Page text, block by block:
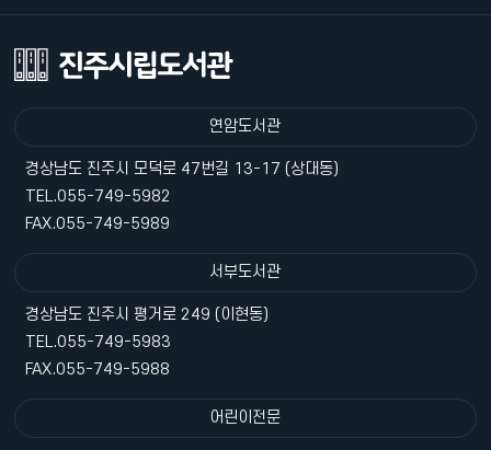
연암도서관
경상남도 진주시 모덕로 47번길 13-17 (상대동)
TEL.055-749-5982
FAX.055-749-5989
서부도서관
경상남도 진주시 평거로 249 (이현동)
TEL.055-749-5983
FAX.055-749-5988
어린이전문